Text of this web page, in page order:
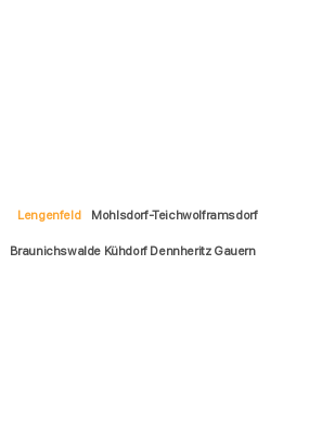
Lengenfeld Mohlsdorf-Teichwolframsdorf
Braunichswalde Kühdorf Dennheritz Gauern